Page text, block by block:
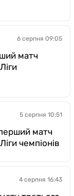
6 серпня 09:05
матч
5 серпня 10:51
матч
чемпіонів
4 серпня 16:43